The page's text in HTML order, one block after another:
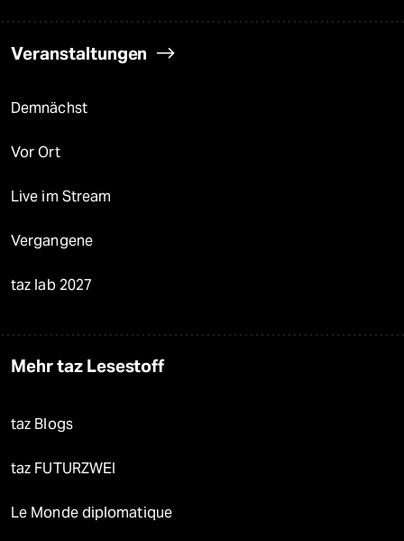
Veranstaltungen
Demnächst
Vor Ort
Live im Stream
Vergangene
taz lab 2027
Mehr taz Lesestoff
taz Blogs
taz FUTURZWEI
Le Monde diplomatique